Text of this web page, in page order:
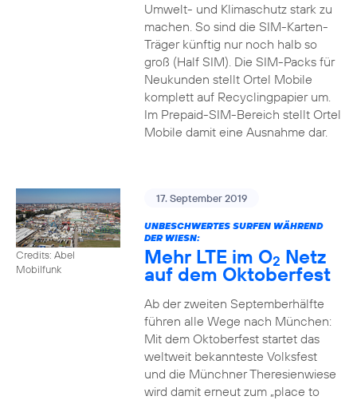
Umwelt- und Klimaschutz stark zu
machen. So sind die SIM-Karten-
Träger künftig nur noch halb so
groß (Half SIM). Die SIM-Packs für
Neukunden stellt Ortel Mobile
komplett auf Recyclingpapier um.
Im Prepaid-SIM-Bereich stellt Ortel
Mobile damit eine Ausnahme dar.
Credits: Abel
Mobilfunk
17. September 2019
UNBESCHWERTES SURFEN WÄHREND
DER WIESN:
Mehr LTE im O2 Netz
auf dem Oktoberfest
Ab der zweiten Septemberhälfte
führen alle Wege nach München:
Mit dem Oktoberfest startet das
weltweit bekannteste Volksfest
und die Münchner Theresienwiese
wird damit erneut zum „place to